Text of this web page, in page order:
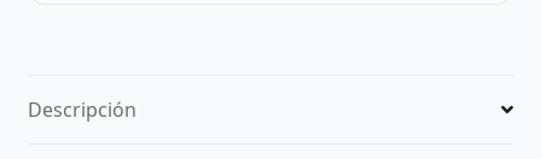
Descripción